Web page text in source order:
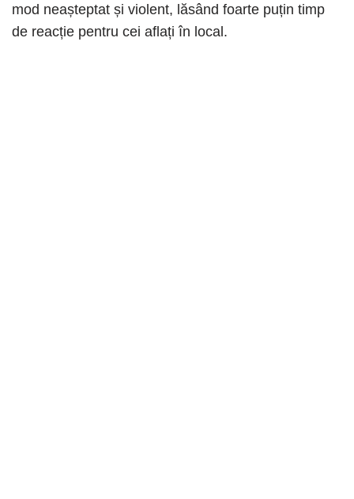
mod neașteptat și violent, lăsând foarte puțin timp
de reacție pentru cei aflați în local.